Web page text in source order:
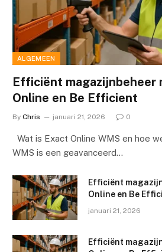
ALGEMEEN
Efficiënt magazijnbeheer
Online en Be Efficient
By Chris januari 21, 2026 0
Wat is Exact Online WMS en hoe
WMS is een geavanceerd…
Efficiënt
Online en Be
januari 21, 2026
Efficiënt